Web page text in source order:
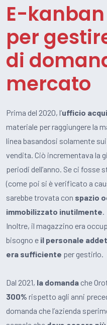
E-
per
di
mercato
Prima del 2020, l’ufficio
materiale per raggiungere la
linea basandosi solamente
vendita. Ciò incrementava la
periodi dell’anno. Se ci fosse
(come poi si è verificato a
sarebbe trovata con spazio
immobilizzato inutilmente.
Inoltre, il magazzino era
bisogno e il personale
era sufficiente per gestirlo.
Dal 2021, la domanda che
300% rispetto agli anni
domanda che l’azienda